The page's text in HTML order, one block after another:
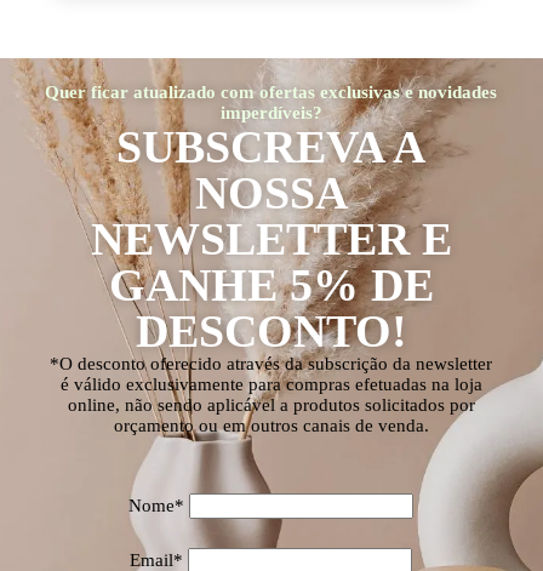
Quer ficar atualizado com ofertas exclusivas e novidades
imperdíveis?
SUBSCREVA A
NOSSA
NEWSLETTER E
GANHE 5% DE
DESCONTO!
*O desconto oferecido através da subscrição da newsletter
é válido exclusivamente para compras efetuadas na loja
online, não sendo aplicável a produtos solicitados por
orçamento ou em outros canais de venda.
Nome*
Email*